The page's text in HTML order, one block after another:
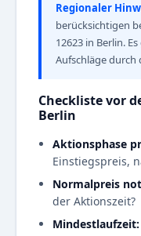
Regionaler
berücksichtigen
12623 in Berlin.
Aufschläge durch
Checkliste vor
Berlin
Aktionsphase
Einstiegspreis,
Normalpreis
der Aktionszeit?
Mindestlaufzeit: